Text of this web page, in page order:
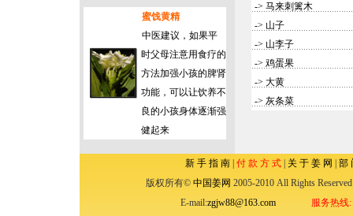
蜜饯黄精
中医建议，如果平
时父母注意用食疗的
方法加强小孩的脾肾
功能，可以让饮养不
良的小孩身体逐渐强
健起来
-> 马来刺篱木
-> 山子
-> 山李子
-> 鸡蛋果
-> 大黄
-> 灰条菜
新 手 指 南| 付 款 方 式| 关 于 姜 网
部
版权所有©中国姜网 2005-2010 All Rights
E-mail:zgjw88@163.com
服务热